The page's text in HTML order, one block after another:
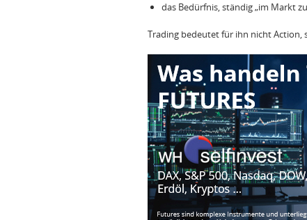
das Bedürfnis, ständig „im Markt
Trading bedeutet für ihn nicht Action,